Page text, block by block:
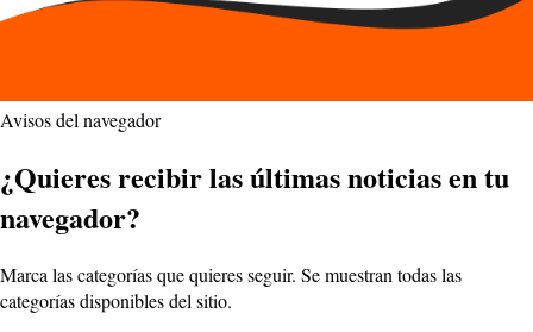
Avisos del navegador
¿Quieres recibir las últimas noticias en tu
navegador?
Marca las categorías que quieres seguir. Se muestran todas las
categorías disponibles del sitio.